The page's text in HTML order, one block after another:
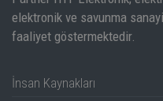
EMI Testi
elektronik ve savunma
faaliyet göstermektedir.
İnsan Kaynakları